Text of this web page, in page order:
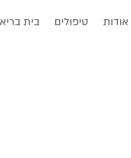
אודות טיפולים בית בריא